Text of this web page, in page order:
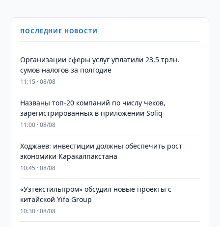
ПОСЛЕДНИЕ НОВОСТИ
Организации сферы услуг уплатили 23,5 трлн.
сумов налогов за полгодие
11:15 · 08/08
Названы топ-20 компаний по числу чеков,
зарегистрированных в приложении Soliq
11:00 · 08/08
Ходжаев: инвестиции должны обеспечить рост
экономики Каракалпакстана
10:45 · 08/08
«Узтекстильпром» обсудил новые проекты с
китайской Yifa Group
10:30 · 08/08